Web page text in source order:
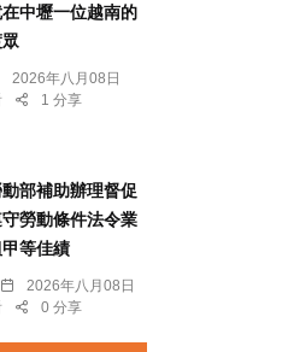
中壢一位越南的
2026年八月08日
1 分享
部補助辦理督促
勞動條件法令業
等佳績
2026年八月08日
0 分享